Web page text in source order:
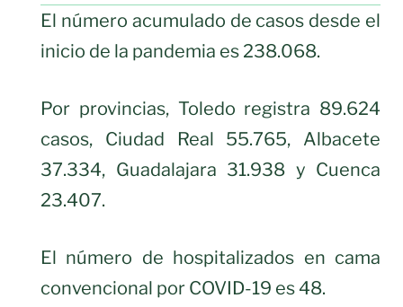
El número acumulado de casos desde el
inicio de la pandemia es 238.068.
Por provincias, Toledo registra 89.624
casos, Ciudad Real 55.765, Albacete
37.334, Guadalajara 31.938 y Cuenca
23.407.
El número de hospitalizados en cama
convencional por COVID-19 es 48.